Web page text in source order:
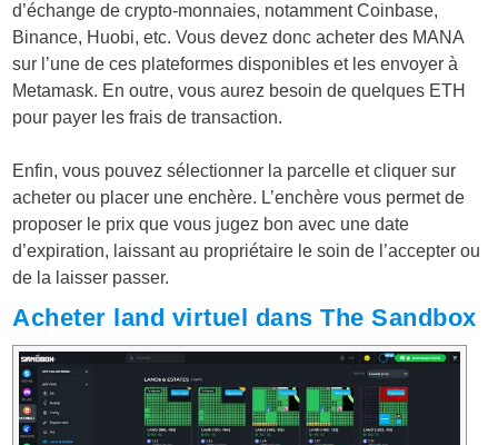
d’échange de crypto-monnaies, notamment Coinbase,
Binance, Huobi, etc. Vous devez donc acheter des MANA
sur l’une de ces plateformes disponibles et les envoyer à
Metamask. En outre, vous aurez besoin de quelques ETH
pour payer les frais de transaction.
Enfin, vous pouvez sélectionner la parcelle et cliquer sur
acheter ou placer une enchère. L’enchère vous permet de
proposer le prix que vous jugez bon avec une date
d’expiration, laissant au propriétaire le soin de l’accepter ou
de la laisser passer.
Acheter land virtuel dans The Sandbox